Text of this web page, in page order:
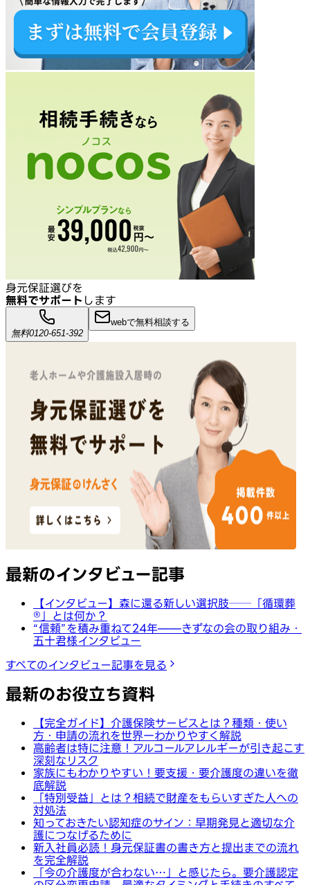
身元保証選びを
無料でサポート します
無料0120-651-392
webで無料相談する
最新のインタビュー記事
【インタビュー】森に還る新しい選択肢──「循環葬
®︎」とは何か？
“信頼”を積み重ねて24年——きずなの会の取り組み・
五十君様インタビュー
すべてのインタビュー記事を見る
最新のお役立ち資料
【完全ガイド】介護保険サービスとは？種類・使い
方・申請の流れを世界一わかりやすく解説
高齢者は特に注意！アルコールアレルギーが引き起こす
深刻なリスク
家族にもわかりやすい！要支援・要介護度の違いを徹
底解説
「特別受益」とは？相続で財産をもらいすぎた人への
対処法
知っておきたい認知症のサイン：早期発見と適切な介
護につなげるために
新入社員必読！身元保証書の書き方と提出までの流れ
を完全解説
「今の介護度が合わない…」と感じたら。要介護認定